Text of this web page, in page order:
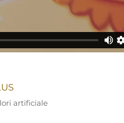
artificiale